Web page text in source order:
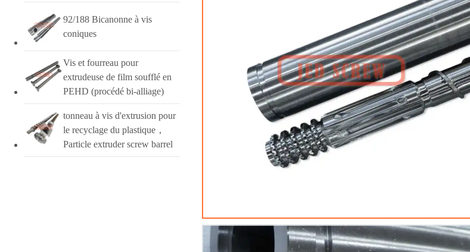
92/188 Bicanonne à vis
coniques
Vis et fourreau pour
extrudeuse de film soufflé en
PEHD (procédé bi-alliage)
tonneau à vis d'extrusion pour
le recyclage du plastique，
Particle extruder screw barrel